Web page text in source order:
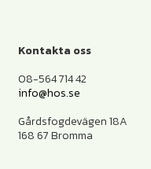
Kontakta oss
08-564 714 42
info@hos.se
Gårdsfogdevägen 18A
168 67 Bromma